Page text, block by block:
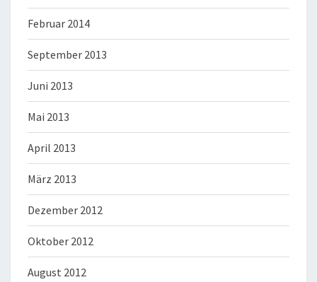
Februar 2014
September 2013
Juni 2013
Mai 2013
April 2013
März 2013
Dezember 2012
Oktober 2012
August 2012